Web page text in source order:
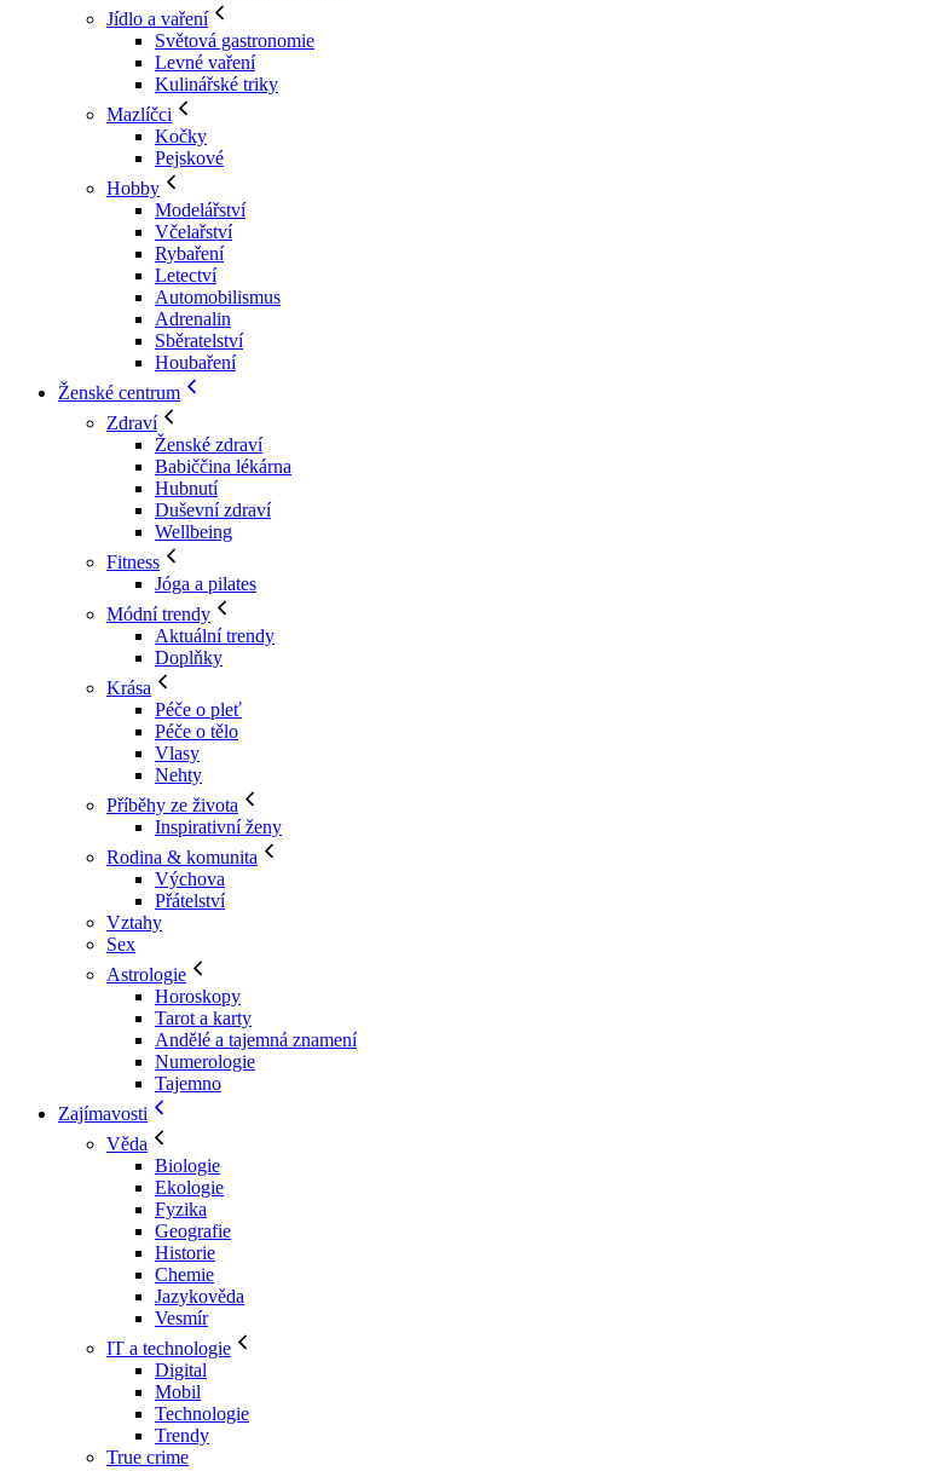
Jídlo a vaření
Světová gastronomie
Levné vaření
Kulinářské triky
Mazlíčci
Kočky
Pejskové
Hobby
Modelářství
Včelařství
Rybaření
Letectví
Automobilismus
Adrenalin
Sběratelství
Houbaření
Ženské centrum
Zdraví
Ženské zdraví
Babiččina lékárna
Hubnutí
Duševní zdraví
Wellbeing
Fitness
Jóga a pilates
Módní trendy
Aktuální trendy
Doplňky
Krása
Péče o pleť
Péče o tělo
Vlasy
Nehty
Příběhy ze života
Inspirativní ženy
Rodina & komunita
Výchova
Přátelství
Vztahy
Sex
Astrologie
Horoskopy
Tarot a karty
Andělé a tajemná znamení
Numerologie
Tajemno
Zajímavosti
Věda
Biologie
Ekologie
Fyzika
Geografie
Historie
Chemie
Jazykověda
Vesmír
IT a technologie
Digital
Mobil
Technologie
Trendy
True crime